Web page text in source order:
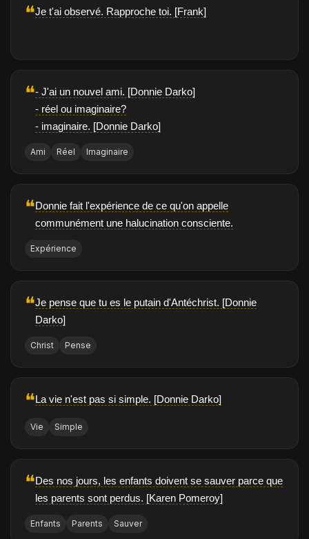
❝Je t'ai observé. Rapproche toi. [Frank]
❝- J'ai un nouvel ami. [Donnie Darko]
- réel ou imaginaire?
- imaginaire. [Donnie Darko]
Ami Réel Imaginaire
❝Donnie fait l'expérience de ce qu'on appelle
communément une halucination consciente.
Expérience
❝Je pense que tu es le putain d'Antéchrist. [Donnie
Darko]
Christ Pense
❝La vie n'est pas si simple. [Donnie Darko]
Vie Simple
❝Des nos jours, les enfants doivent se sauver parce que
les parents sont perdus. [Karen Pomeroy]
Enfants Parents Sauver